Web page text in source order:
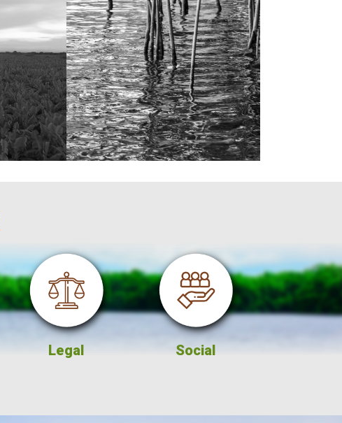
Legal Social Comercialización